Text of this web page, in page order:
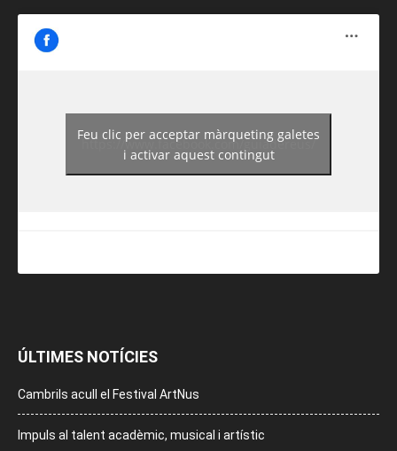
https://www.facebook.com/guiadereus/
Feu clic per acceptar màrqueting galetes
i activar aquest contingut
ÚLTIMES NOTÍCIES
Cambrils acull el Festival ArtNus
Impuls al talent acadèmic, musical i artístic